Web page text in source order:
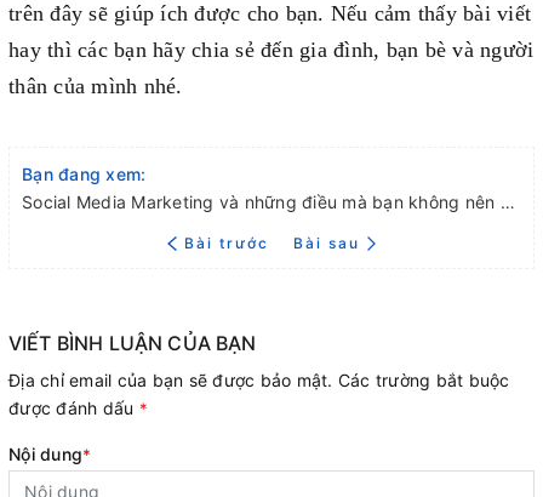
trên đây sẽ giúp ích được cho bạn. Nếu cảm thấy bài viết
hay thì các bạn hãy chia sẻ đến gia đình, bạn bè và người
thân của mình nhé.
Bạn đang xem:
Social Media Marketing và những điều mà bạn không nên bỏ qua
Bài trước Bài sau
VIẾT BÌNH LUẬN CỦA BẠN
Địa chỉ email của bạn sẽ được bảo mật. Các trường bắt buộc
được đánh dấu *
Nội dung*